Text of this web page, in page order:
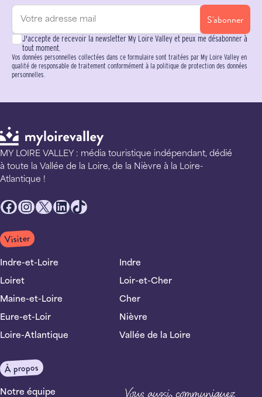
S'abonner
J'accepte de recevoir la newsletter My Loire Valley et peux me désabonner à
tout moment.
Vos données personnelles collectées dans ce formulaire sont traitées par My Loire Valley en
qualité de responsable de traitement conformément à la politique de protection des données
personnelles.
MY LOIRE VALLEY : média touristique indépendant, dédié
à toute la Vallée de la Loire, de la Nièvre à la Loire-
Atlantique !
Facebook
Instagram
X LinkedIn
TikTok
Visiter
Indre-et-Loire Indre
Loiret Loir-et-Cher
Maine-et-Loire Cher
Eure-et-Loir Nièvre
Loire-Atlantique Vallée de la Loire
À propos
Notre équipe